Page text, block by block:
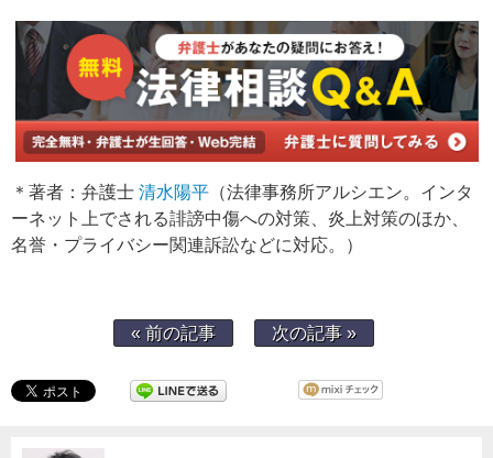
＊著者：弁護士 清水陽平 （法律事務所アルシエン。インタ
ーネット上でされる誹謗中傷への対策、炎上対策のほか、
名誉・プライバシー関連訴訟などに対応。）
« 前の記事 次の記事 »